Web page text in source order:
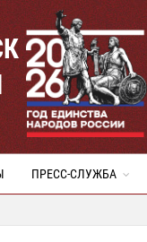
ПРЕСС-СЛУЖБА